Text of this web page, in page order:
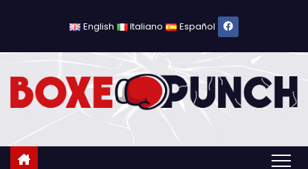
c
English Italiano Español